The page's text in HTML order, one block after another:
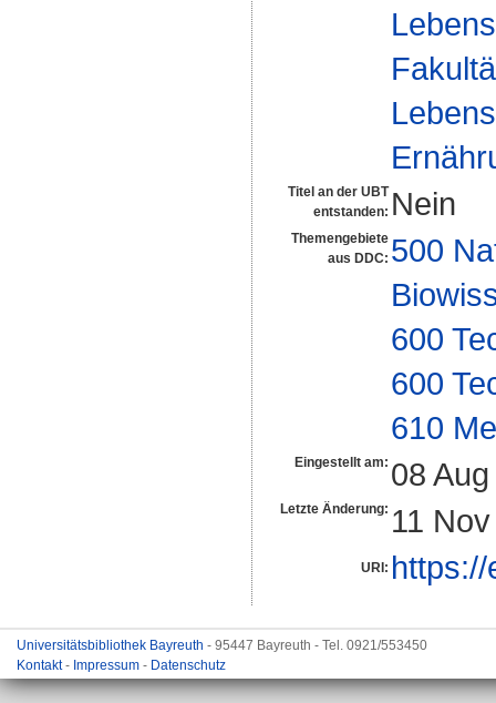
Titel an der UBT
entstanden: Nein
Themengebiete
aus DDC: 500
600
600
610
Eingestellt am: 08
Letzte Änderung: 11
URI:
Universitätsbibliothek Bayreuth - 95447 Bayreuth - Tel. 0921/553450
Kontakt- Impressum - Datenschutz